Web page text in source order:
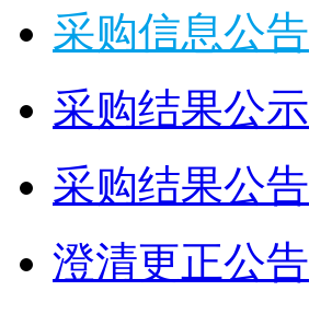
采购信息公告
采购结果公示
采购结果公告
澄清更正公告